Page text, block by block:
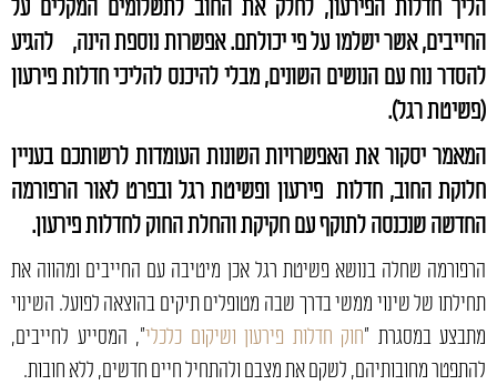
הליך חדלות הפירעון, לחלק את החוב לתשלומים המקלים על
החייבים, אשר ישלמו על פי יכולתם. אפשרות נוספת הינה, להגיע
להסדר נוח עם הנושים השונים, מבלי להיכנס להליכי חדלות פירעון
(פשיטת רגל).
המאמר יסקור את האפשרויות השונות העומדות לרשותכם בעניין
חלוקת החוב, חדלות פירעון ופשיטת רגל ובפרט לאור הרפורמה
החדשה שנכנסה לתוקף עם חקיקת והחלת החוק לחדלות פירעון.
הרפורמה שחלה בנושא פשיטת רגל אכן מיטיבה עם החייבים ומהווה את
תחילתו של שינוי ממשי בדרך שבה מטופלים תיקים בהוצאה לפועל. השינוי
מתבצע במסגרת "חוק חדלות פירעון ושיקום כלכלי", המסייע לחייבים,
להתפטר מחובותיהם, לשקם את מצבם ולהתחיל חיים חדשים, ללא חובות.